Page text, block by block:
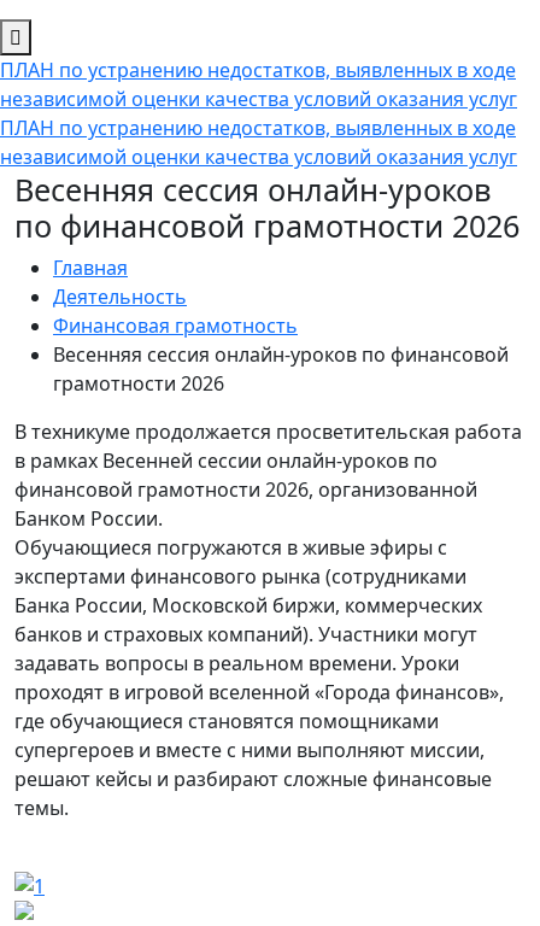
ПЛАН по устранению недостатков, выявленных в ходе
независимой оценки качества условий оказания услуг
ПЛАН по устранению недостатков, выявленных в ходе
независимой оценки качества условий оказания услуг
Весенняя сессия онлайн-уроков
по финансовой грамотности 2026
Главная
Деятельность
Финансовая грамотность
Весенняя сессия онлайн-уроков по финансовой
грамотности 2026
В техникуме продолжается просветительская работа
в рамках Весенней сессии онлайн-уроков по
финансовой грамотности 2026, организованной
Банком России.
Обучающиеся погружаются в живые эфиры с
экспертами финансового рынка (сотрудниками
Банка России, Московской биржи, коммерческих
банков и страховых компаний). Участники могут
задавать вопросы в реальном времени. Уроки
проходят в игровой вселенной «Города финансов»,
где обучающиеся становятся помощниками
супергероев и вместе с ними выполняют миссии,
решают кейсы и разбирают сложные финансовые
темы.